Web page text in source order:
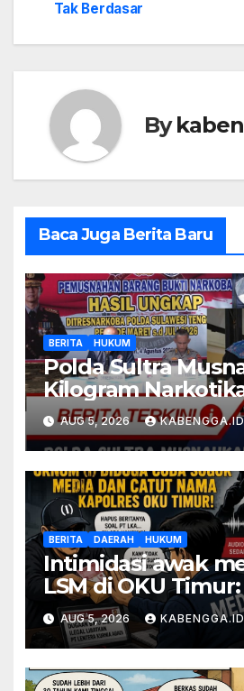
Tak Berdasar
By
Baca Juga Berita Baru
BERITA HUKUM
Polda Sultra
Kilogram
dari 54 Ribu Jiwa
Terselamatkan
AUG 5, 2026 KABENGGA.ID
BERITA DAERAH HUKUM
Intimidasi awak
LSM di OKU
yang diterima
tabir dugaan
bara ilegal PT
Abadi
AUG 5, 2026 KABENGGA.ID